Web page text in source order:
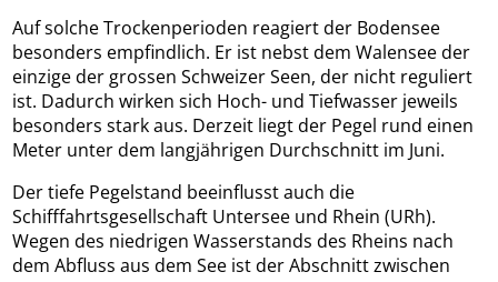
Auf solche Trockenperioden reagiert der Bodensee
besonders empfindlich. Er ist nebst dem Walensee der
einzige der grossen Schweizer Seen, der nicht reguliert
ist. Dadurch wirken sich Hoch- und Tiefwasser jeweils
besonders stark aus. Derzeit liegt der Pegel rund einen
Meter unter dem langjährigen Durchschnitt im Juni.
Der tiefe Pegelstand beeinflusst auch die
Schifffahrtsgesellschaft Untersee und Rhein (URh).
Wegen des niedrigen Wasserstands des Rheins nach
dem Abfluss aus dem See ist der Abschnitt zwischen